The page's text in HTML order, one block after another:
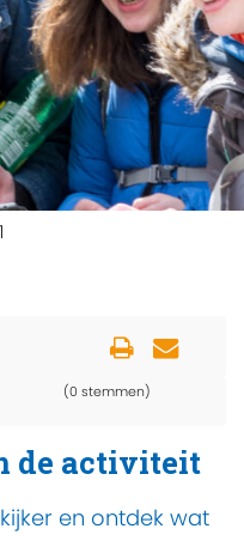
(0 stemmen)
de activiteit
en ontdek wat